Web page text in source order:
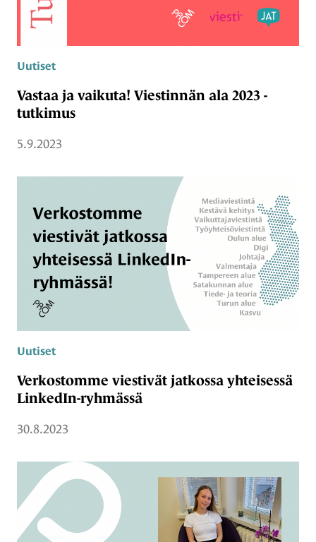
Uutiset
Vastaa ja vaikuta! Viestinnän ala 2023 -
tutkimus
5.9.2023
Uutiset
Verkostomme viestivät jatkossa yhteisessä
LinkedIn-ryhmässä
30.8.2023